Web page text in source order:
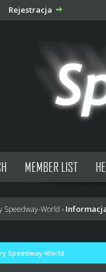
Rejestracja
MEMBER LIST
Speedway-World ›
Speedway-World